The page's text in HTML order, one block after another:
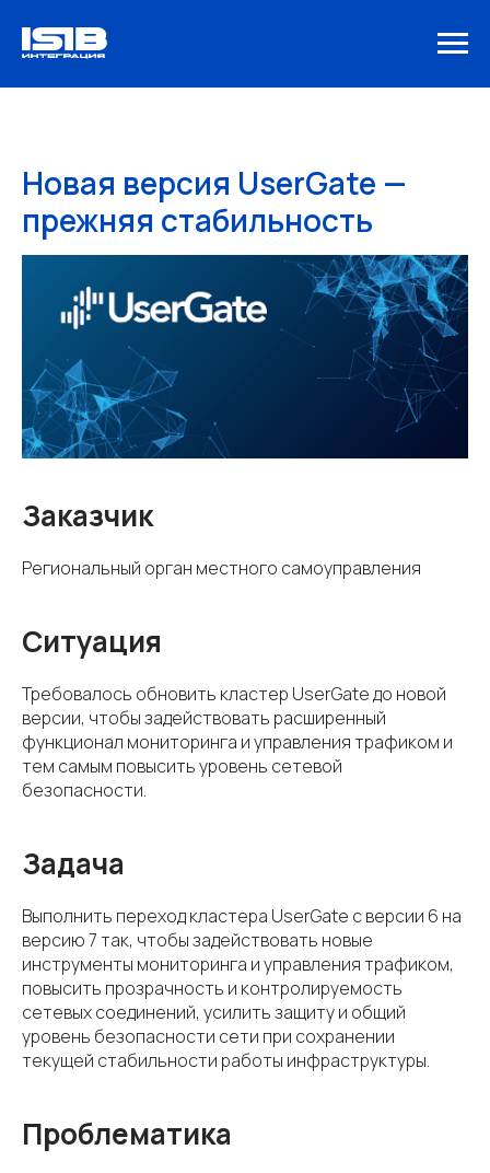
Новая версия UserGate —
прежняя стабильность
Заказчик
Региональный орган местного самоуправления
Ситуация
Требовалось обновить кластер UserGate до новой
версии, чтобы задействовать расширенный
функционал мониторинга и управления трафиком и
тем самым повысить уровень сетевой
безопасности.
Задача
Выполнить переход кластера UserGate с версии 6 на
версию 7 так, чтобы задействовать новые
инструменты мониторинга и управления трафиком,
повысить прозрачность и контролируемость
сетевых соединений, усилить защиту и общий
уровень безопасности сети при сохранении
текущей стабильности работы инфраструктуры.
Проблематика